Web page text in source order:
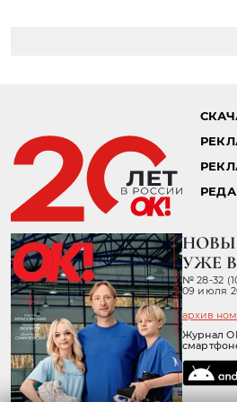
08.05.2026 12:05
FOUQUET’S
COLLECTION
НОВУЮ ГЛАВУ В
ЭГЕЙСКОГО МОРЯ
Barrière Collection
открытии Fouquet’s
отеля бренда в Греции,
июня 2026 года. Это
Fouquet’s после Парижа,
Куршевеля и Сен-